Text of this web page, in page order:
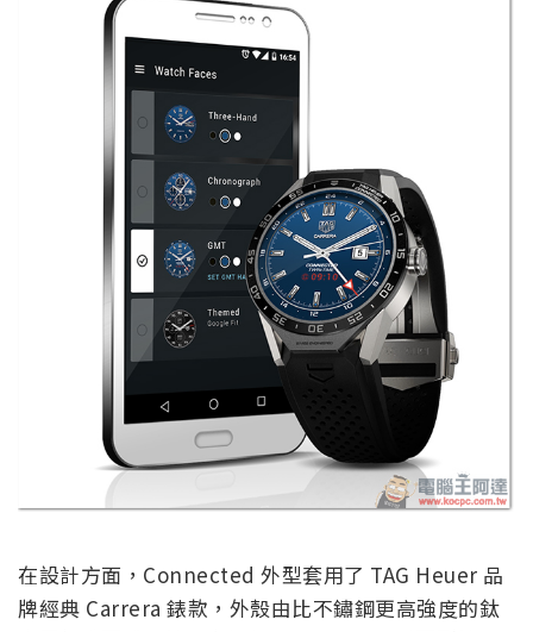
在設計方面，Connected 外型套用了 TAG Heuer 品
牌經典 Carrera 錶款，外殼由比不鏽鋼更高強度的鈦